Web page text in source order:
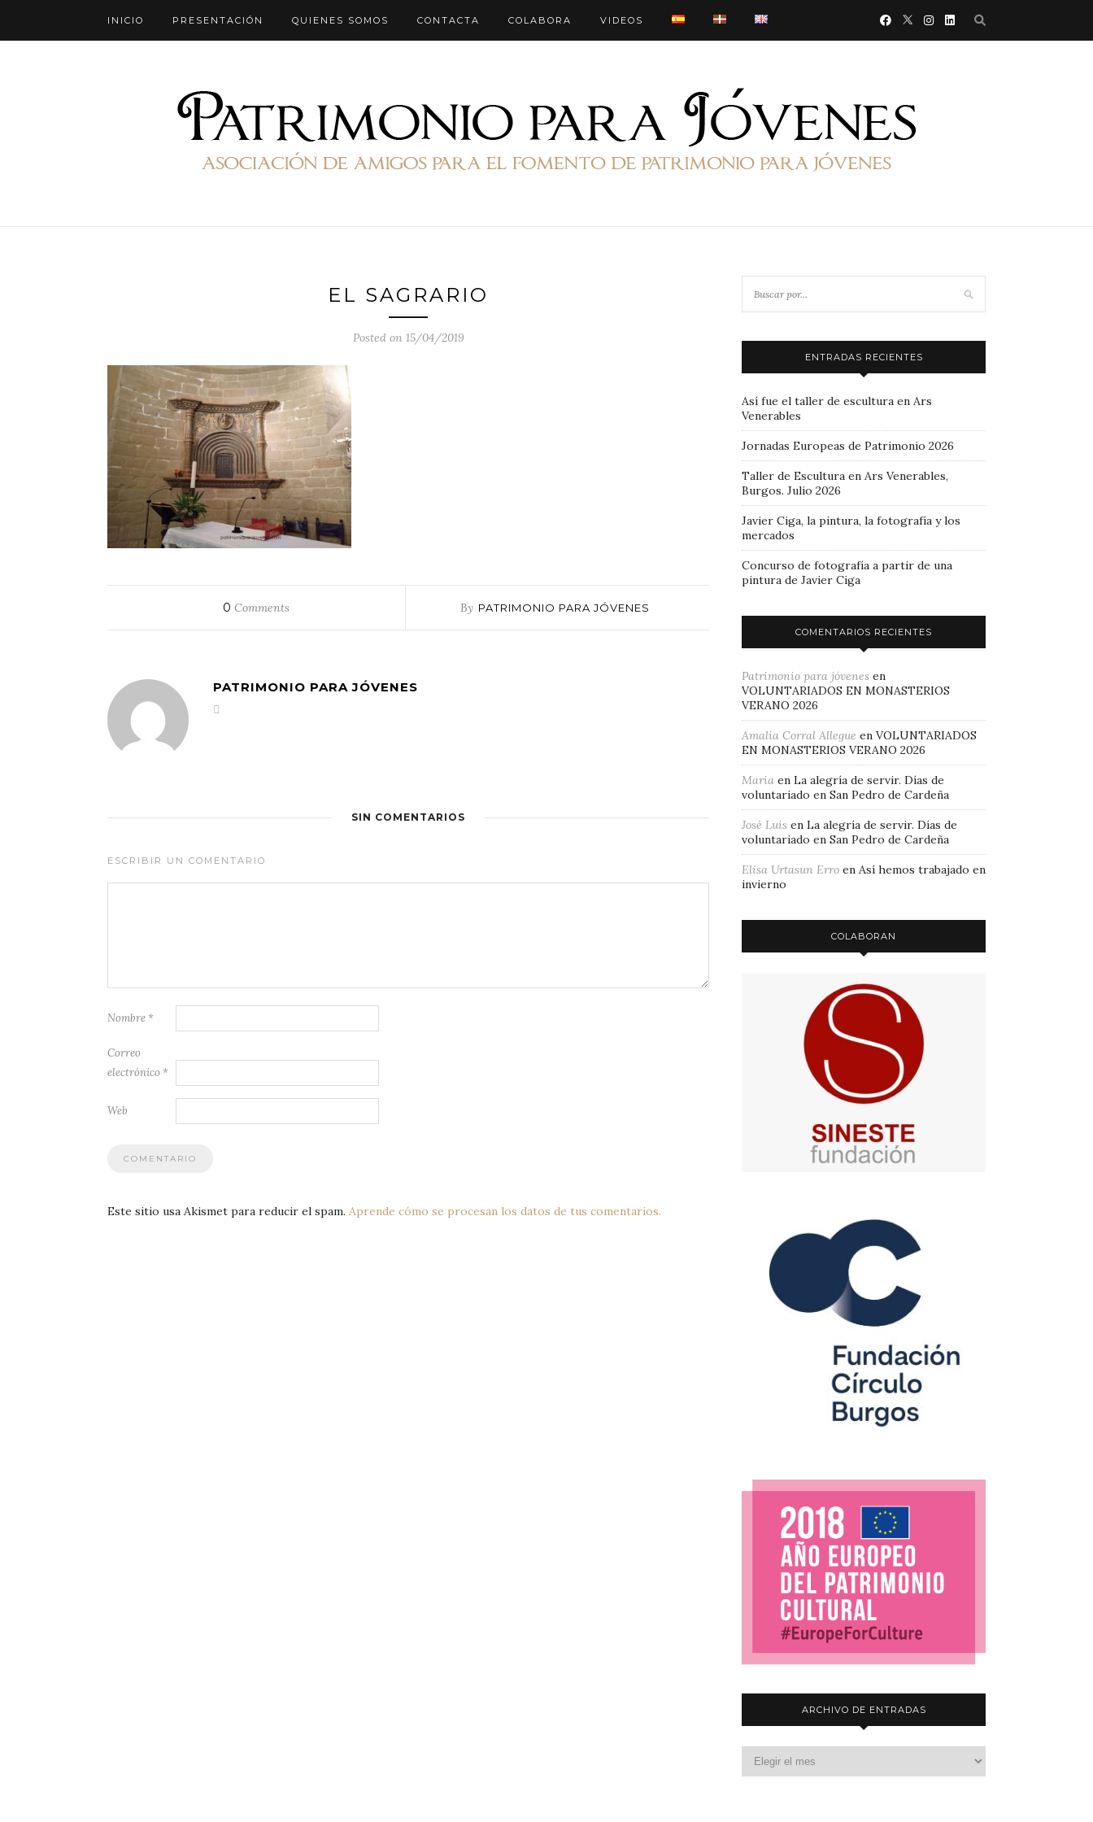
INICIO PRESENTACIÓN QUIENES SOMOS CONTACTA COLABORA VIDEOS
EL SAGRARIO
Posted on 15/04/2019
0 Comments By PATRIMONIO PARA JÓVENES
PATRIMONIO PARA JÓVENES
SIN COMENTARIOS
ESCRIBIR UN COMENTARIO
Nombre *
Correo
electrónico *
Web
Este sitio usa Akismet para reducir el spam. Aprende cómo se procesan los datos de tus comentarios.
ENTRADAS RECIENTES
Así fue el taller de escultura en Ars
Venerables
Jornadas Europeas de Patrimonio 2026
Taller de Escultura en Ars Venerables,
Burgos. Julio 2026
Javier Ciga, la pintura, la fotografía y los
mercados
Concurso de fotografía a partir de una
pintura de Javier Ciga
COMENTARIOS RECIENTES
Patrimonio para jóvenes en
VOLUNTARIADOS EN MONASTERIOS
VERANO 2026
Amalia Corral Allegue en VOLUNTARIADOS
EN MONASTERIOS VERANO 2026
Maria en La alegría de servir. Días de
voluntariado en San Pedro de Cardeña
José Luis en La alegría de servir. Días de
voluntariado en San Pedro de Cardeña
Elisa Urtasun Erro en Así hemos trabajado en
invierno
COLABORAN
ARCHIVO DE ENTRADAS